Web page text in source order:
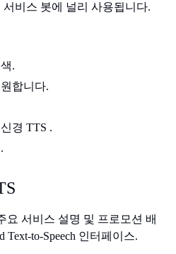
비스 봇에 널리 사용됩니다.
.
합니다.
경 TTS .